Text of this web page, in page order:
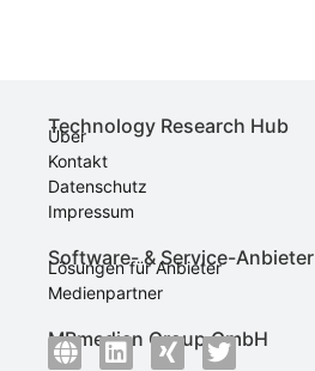
Technology Research Hub
Über
Kontakt
Datenschutz
Impressum
Software- & Service-Anbieter
Lösungen für Anbieter
Medienpartner
MBmedien Group GmbH